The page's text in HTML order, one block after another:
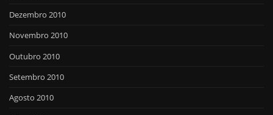
Dezembro 2010
Novembro 2010
Outubro 2010
Setembro 2010
Agosto 2010